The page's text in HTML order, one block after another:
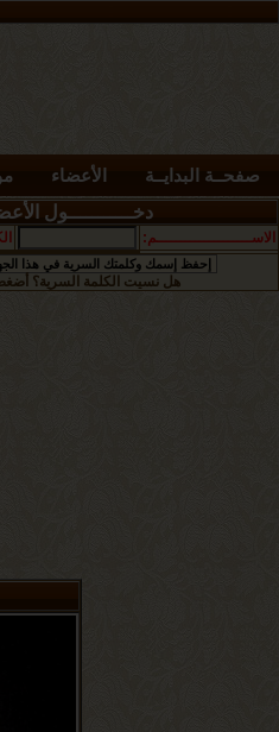
صفحــة البدايــة الأعضاء
دخـــــــــــول
الاســــــــــــــــــــم:
هل نسيت الكلمة السرية؟